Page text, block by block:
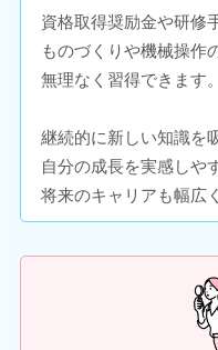
資格取得奨励金や研修
ものづくりや機械操作
無理なく習得できます。
継続的に新しい知識を
自分の成長を実感しや
将来のキャリアも幅広